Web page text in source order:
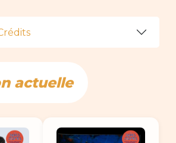
actuelle